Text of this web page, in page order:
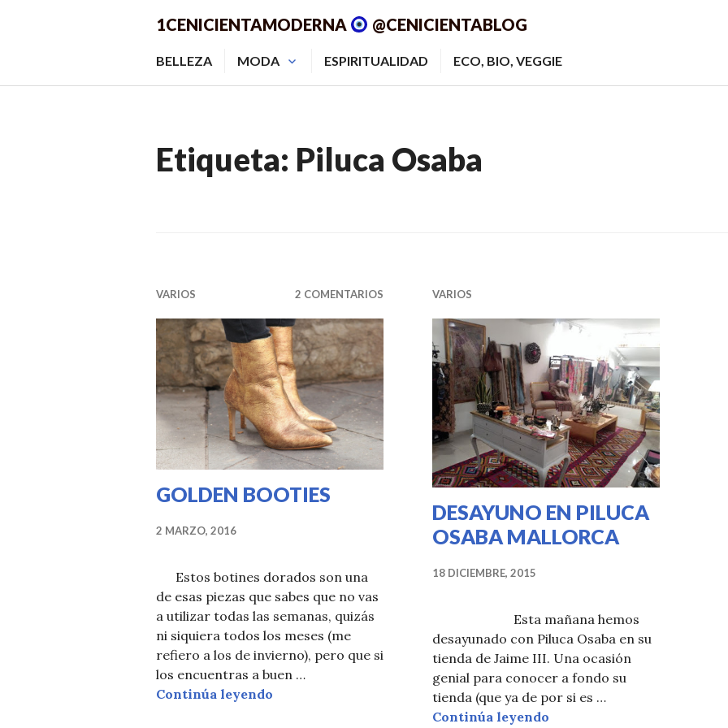
1CENICIENTAMODERNA @CENICIENTABLOG
BELLEZA MODA ESPIRITUALIDAD ECO, BIO, VEGGIE
Etiqueta: Piluca Osaba
VARIOS 2 COMENTARIOS
GOLDEN BOOTIES
2 MARZO, 2016
Estos botines dorados son una
de esas piezas que sabes que no vas
a utilizar todas las semanas, quizás
ni siquiera todos los meses (me
refiero a los de invierno), pero que si
los encuentras a buen …
Continúa leyendo
VARIOS
DESAYUNO EN PILUCA
OSABA MALLORCA
18 DICIEMBRE, 2015
Esta mañana hemos
desayunado con Piluca Osaba en su
tienda de Jaime III. Una ocasión
genial para conocer a fondo su
tienda (que ya de por si es …
Continúa leyendo